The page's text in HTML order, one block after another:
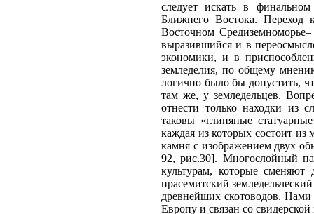
следует искать в
Ближнего Востока.
Восточном Средиземноморье–
выразившийся и в
экономики, и в
земледелия, по общему
логично было бы допустить,
там же, у земледельцев.
отнести только находки из
таковы «глиняные
каждая из которых состоит из
камня с изображением двух
92, рис.30]. Многослойный
культурам, которые
прасемитский
древнейших скотоводов.
Европу и связан со